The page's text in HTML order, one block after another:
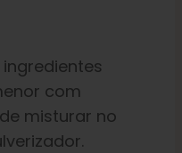
com
misturar no